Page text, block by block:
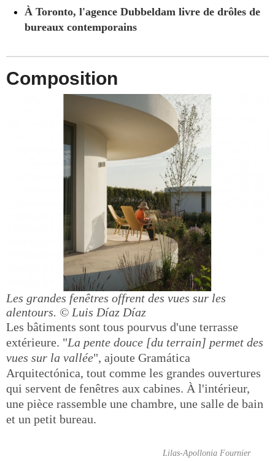
À Toronto, l'agence Dubbeldam livre de drôles de
bureaux contemporains
Composition
Les grandes fenêtres offrent des vues sur les
alentours. © Luis Díaz Díaz
Les bâtiments sont tous pourvus d'une terrasse
extérieure. "La pente douce [du terrain] permet des
vues sur la vallée", ajoute Gramática
Arquitectónica, tout comme les grandes ouvertures
qui servent de fenêtres aux cabines. À l'intérieur,
une pièce rassemble une chambre, une salle de bain
et un petit bureau.
Lilas-Apollonia Fournier